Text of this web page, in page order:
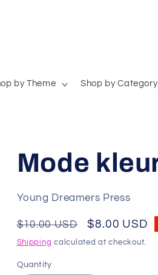
by Theme Shop by Category
Mode
Young Dreamers Press
Regular
price
$10.00 USD
Sale
price
$8.00 USD
Shipping calculated at checkout.
Quantity